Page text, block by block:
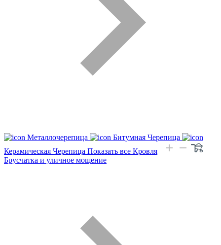
Металлочерепица
Битумная Черепица
Керамическая Черепица Показать все Кровля
Брусчатка и уличное мощение